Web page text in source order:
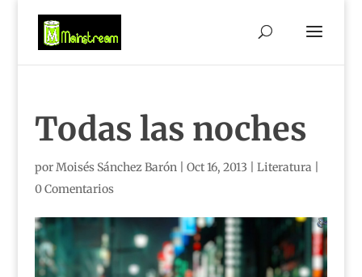
Todas las noches
porMoisés Sánchez Barón| Oct 16, 2013 Literatura
0 Comentarios